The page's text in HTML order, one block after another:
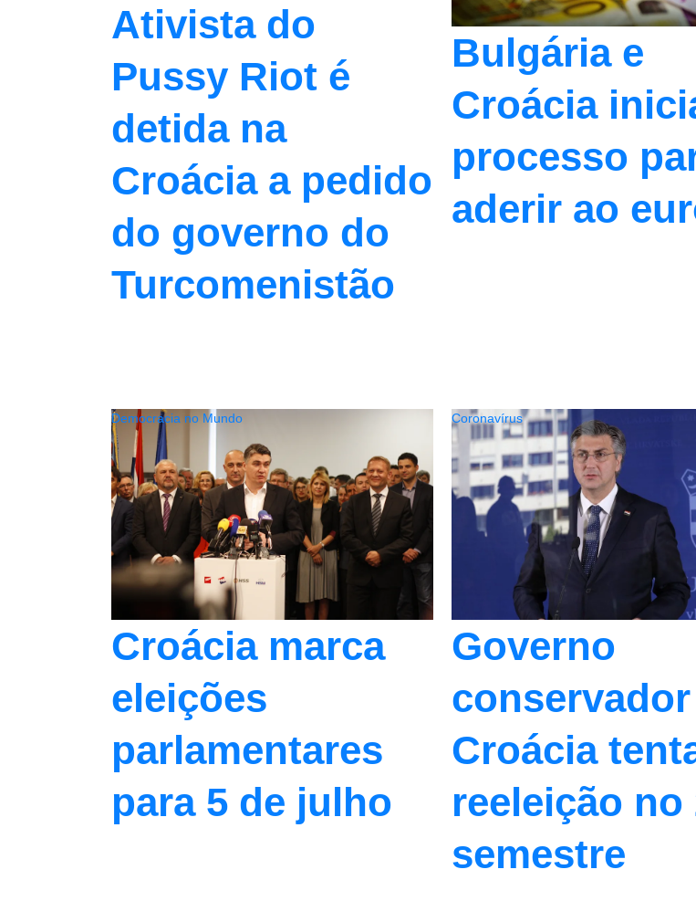
Ativista do
Pussy Riot é
detida na
Croácia a pedido
do governo do
Turcomenistão
Bulgária e
Croácia
processo
aderir ao
Croácia marca
eleições
parlamentares
para 5 de julho
Democracia no Mundo
Governo
Croácia
reeleição no
semestre
Coronavírus